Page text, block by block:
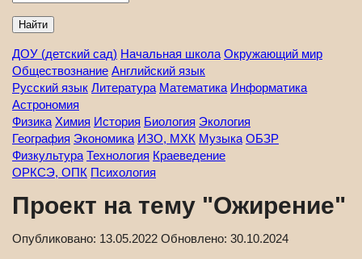
ДОУ (детский сад) Начальная школа Окружающий мир
Обществознание Английский язык
Русский язык Литература Математика Информатика
Астрономия
Физика Химия История Биология Экология
География Экономика ИЗО, МХК Музыка ОБЗР
Физкультура Технология Краеведение
ОРКСЭ, ОПК Психология
Проект на тему "Ожирение"
Опубликовано: 13.05.2022 Обновлено: 30.10.2024